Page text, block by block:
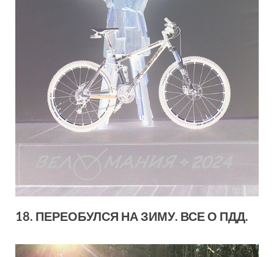
18. ПЕРЕОБУЛСЯ НА ЗИМУ. ВСЕ О ПДД.